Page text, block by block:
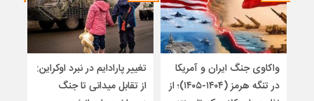
واکاوی جنگ ایران و آمریکا
در تنگه هرمز (۱۴۰۴-۱۴۰۵)؛ از
تغییر پارادایم در نبرد اوکراین:
از تقابل میدانی تا جنگ